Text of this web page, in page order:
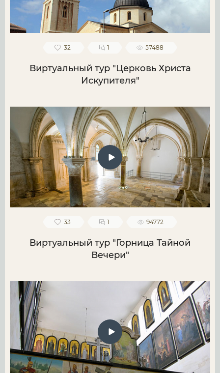
32 1 57488
Виртуальный тур "Церковь Христа
Искупителя"
33 1 94772
Виртуальный тур "Горница Тайной
Вечери"